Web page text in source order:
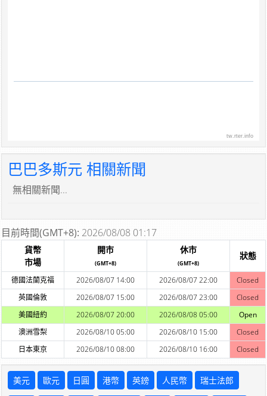
tw.rter.info
巴巴多斯元 相關新聞
無相關新聞...
目前時間(GMT+8): 2026/08/08 01:17
貨幣
市場
開市
(GMT+8)
休市
(GMT+8)
狀態
德國法蘭克福 2026/08/07 14:00 2026/08/07 22:00
Closed
英國倫敦
2026/08/07 15:00 2026/08/07 23:00
Closed
美國紐約
2026/08/07 20:00 2026/08/08 05:00
Open
澳洲雪梨
2026/08/10 05:00 2026/08/10 15:00
Closed
日本東京
2026/08/10 08:00 2026/08/10 16:00 Closed
美元 歐元 日圓 港幣 英鎊 人民幣 瑞士法郎